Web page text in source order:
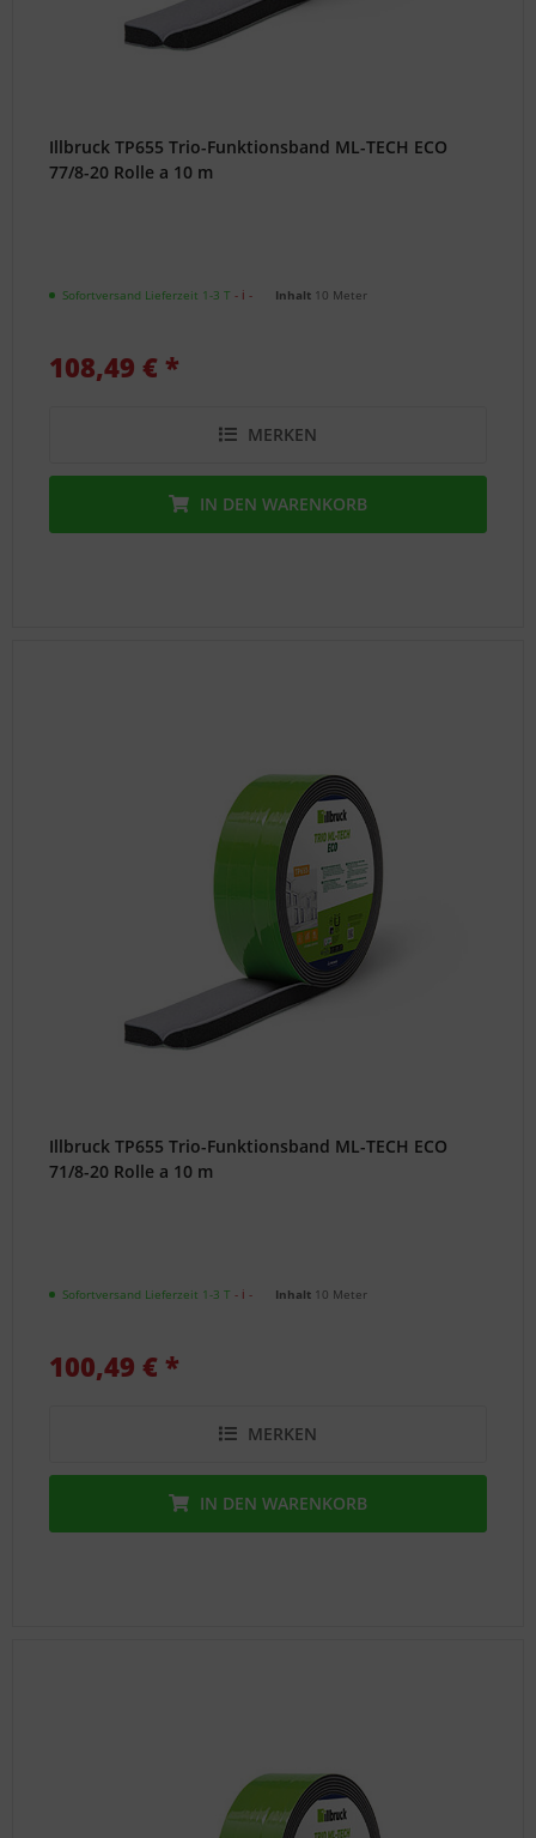
Illbruck TP655 Trio-Funktionsband ML-TECH ECO
77/8-20 Rolle a 10 m
Sofortversand Lieferzeit 1-3 T- ℹ - Inhalt 10 Meter
108,49 € *
MERKEN
IN DEN WARENKORB
Illbruck TP655 Trio-Funktionsband ML-TECH ECO
71/8-20 Rolle a 10 m
Sofortversand Lieferzeit 1-3 T- ℹ - Inhalt 10 Meter
100,49 € *
MERKEN
IN DEN WARENKORB